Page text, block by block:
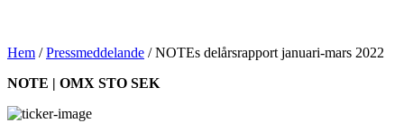
Hem /Pressmeddelande /NOTEs delårsrapport januari-mars 2022
NOTE | OMX STO SEK